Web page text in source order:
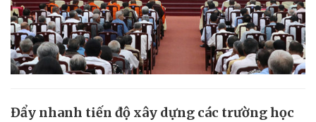
Đẩy nhanh tiến độ xây dựng các trường học